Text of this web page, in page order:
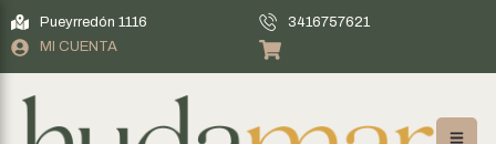
Pueyrredón 1116
3416757621
MI CUENTA